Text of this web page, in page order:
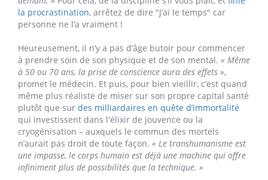
Adopter une nouvelle philosophie de vie... Facile à dire,
moins à appliquer dans nos sociétés citadines et
individualistes où l’esprit est pollué par les tentations, de
la malbouffe aux écrans en passant par le canapé et les
excès en tout genre. « D’abord, il faut avoir envie de
changer en vue de vivre longtemps et bien,affirme Dr De
Jaeger.En considérant son capital santé comme quelque
chose de précieux, à préserver voire à augmenter (et non pas
simplement à utiliser jusqu’à ce qu’il n’y en ait plus), on
change sa façon de voir les choses sur le plan psychologique.
Mais cela signifie qu’il faut être capable de dépasser l’instant,
de se projeter sur sa vie à long terme, sur l’après-après-
demain. »Pour cela, de la discipline s’il vous plaît, etfinie
la procrastination, arrêtez de dire "J’ai le temps" car
personne ne l’a vraiment !